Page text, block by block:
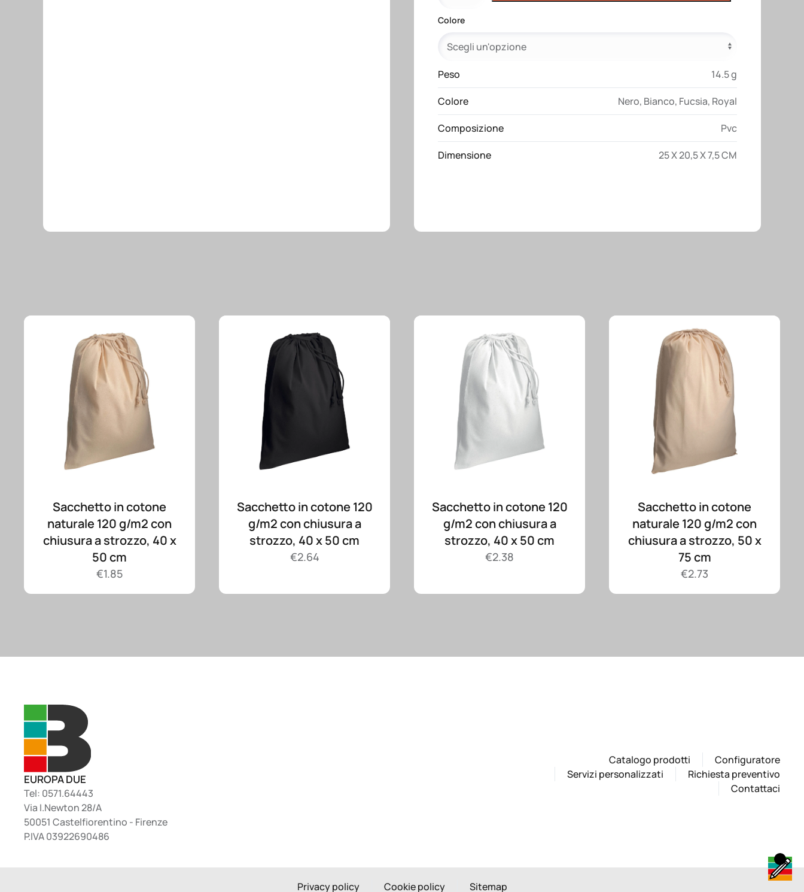
PVC
con
a
zip
e
maniglia
quantità
Colore
Peso 14.5 g
Colore Nero, Bianco, Fucsia, Royal
Composizione Pvc
Dimensione 25 X 20,5 X 7,5 CM
Sacchetto in cotone
naturale 120 g/m2 con
chiusura a strozzo, 40 x
50 cm
€1.85
Sacchetto in cotone 120
g/m2 con chiusura a
strozzo, 40 x 50 cm
€2.64
Sacchetto in cotone 120
g/m2 con chiusura a
strozzo, 40 x 50 cm
€2.38
Sacchetto in cotone
naturale 120 g/m2 con
chiusura a strozzo, 50 x
75 cm
€2.73
EUROPA DUE
Tel: 0571.64443
Via I.Newton 28/A
50051 Castelfiorentino - Firenze
P.IVA 03922690486
Catalogo prodotti
Configuratore
Servizi personalizzati
Richiesta preventivo
Contattaci
Privacy policy Cookie policy Sitemap